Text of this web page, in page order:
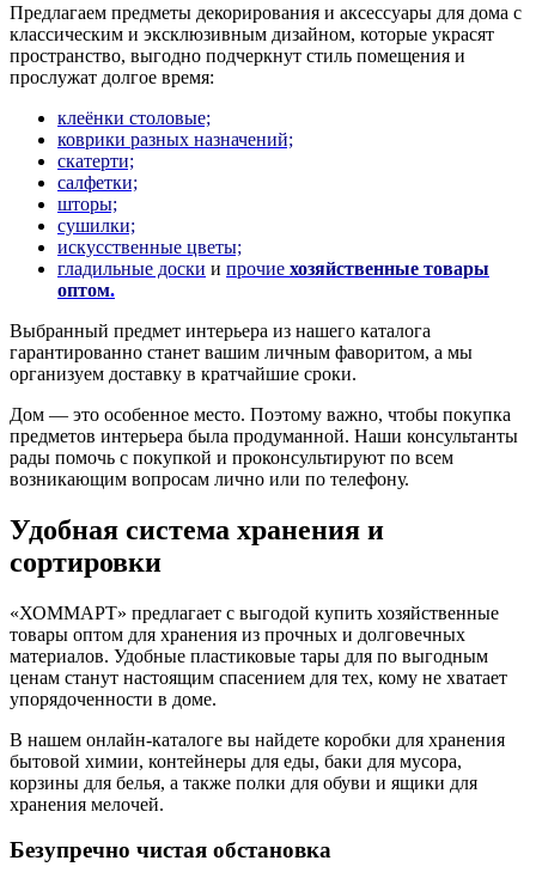
Предлагаем предметы декорирования и аксессуары для дома с
классическим и эксклюзивным дизайном, которые украсят
пространство, выгодно подчеркнут стиль помещения и
прослужат долгое время:
клеёнки столовые;
коврики разных назначений;
скатерти;
салфетки;
шторы;
сушилки;
искусственные цветы;
гладильные доски и прочие хозяйственные товары
оптом.
Выбранный предмет интерьера из нашего каталога
гарантированно станет вашим личным фаворитом, а мы
организуем доставку в кратчайшие сроки.
Дом — это особенное место. Поэтому важно, чтобы покупка
предметов интерьера была продуманной. Наши консультанты
рады помочь с покупкой и проконсультируют по всем
возникающим вопросам лично или по телефону.
Удобная система хранения и
сортировки
«ХОММАРТ» предлагает с выгодой купить хозяйственные
товары оптом для хранения из прочных и долговечных
материалов. Удобные пластиковые тары для по выгодным
ценам станут настоящим спасением для тех, кому не хватает
упорядоченности в доме.
В нашем онлайн-каталоге вы найдете коробки для хранения
бытовой химии, контейнеры для еды, баки для мусора,
корзины для белья, а также полки для обуви и ящики для
хранения мелочей.
Безупречно чистая обстановка